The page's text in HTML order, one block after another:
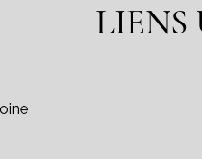
LIENS